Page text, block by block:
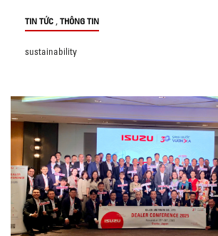
TIN TỨC , THÔNG TIN
sustainability